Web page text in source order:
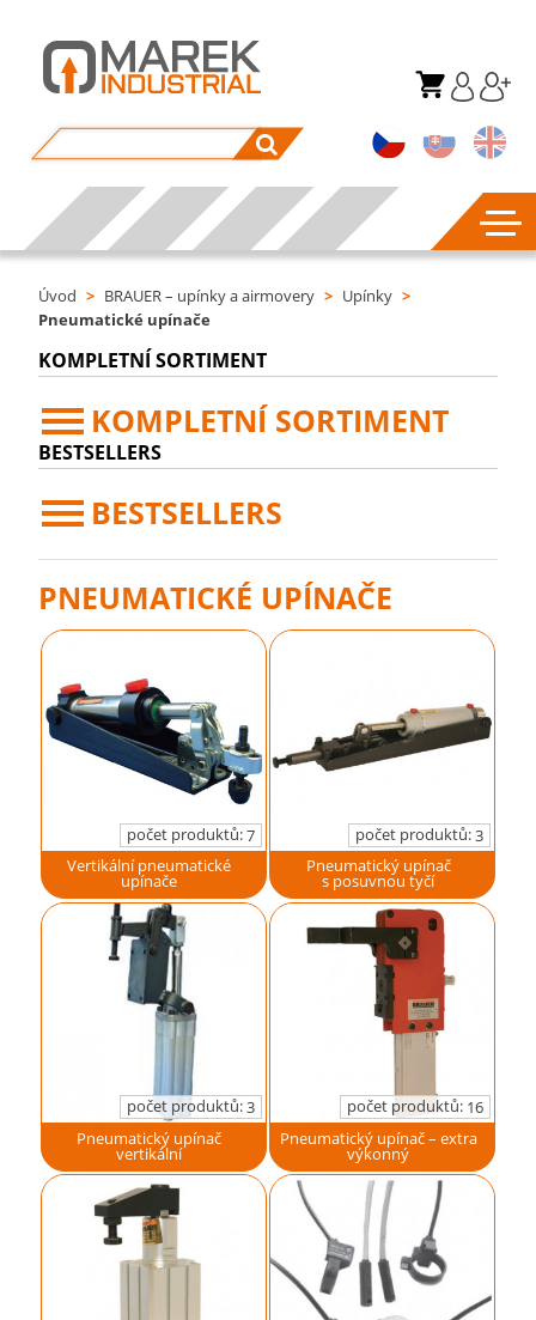
Úvod > BRAUER – upínky a airmovery > Upínky >
Pneumatické upínače
KOMPLETNÍ SORTIMENT
KOMPLETNÍ SORTIMENT
BESTSELLERS
BESTSELLERS
PNEUMATICKÉ UPÍNAČE
počet produktů:7
Vertikální pneumatické
upínače
počet produktů:3
Pneumatický upínač
s posuvnou tyčí
počet produktů:3
Pneumatický upínač
vertikální
počet produktů: 16
Pneumatický upínač – extra
výkonný